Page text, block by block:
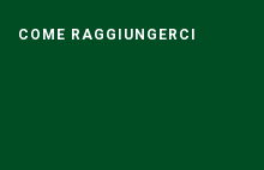
COME RAGGIUNGERCI